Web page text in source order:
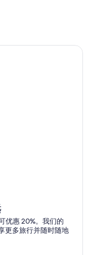
优惠 20%。我们的
更多旅行并随时随地